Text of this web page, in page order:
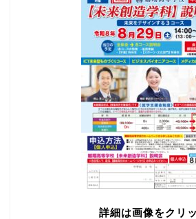
詳細は画像をクリ